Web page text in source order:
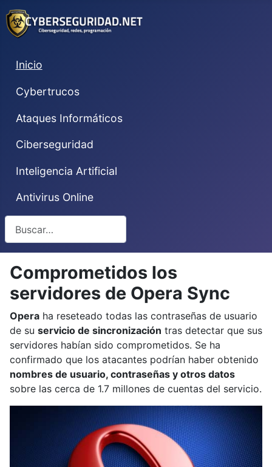
Inicio
Cybertrucos
Ataques Informáticos
Ciberseguridad
Inteligencia Artificial
Antivirus Online
Comprometidos los
servidores de Opera Sync
Opera ha reseteado todas las contraseñas de usuario
de su servicio de sincronización tras detectar que sus
servidores habían sido comprometidos. Se ha
confirmado que los atacantes podrían haber obtenido
nombres de usuario, contraseñas y otros datos
sobre las cerca de 1.7 millones de cuentas del servicio.